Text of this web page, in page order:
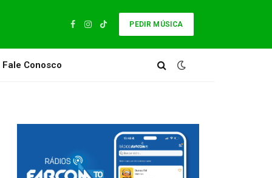
Facebook
Instagram
TikTok
PEDIR MÚSICA
Fale Conosco